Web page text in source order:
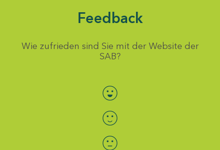
Feedback
Wie zufrieden sind Sie mit der Website der
SAB?
Bewertung auswählen